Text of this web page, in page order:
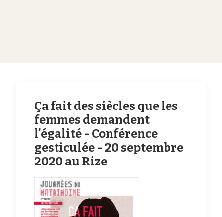
Ça fait des siècles que les
femmes demandent
l'égalité - Conférence
gesticulée - 20 septembre
2020 au Rize